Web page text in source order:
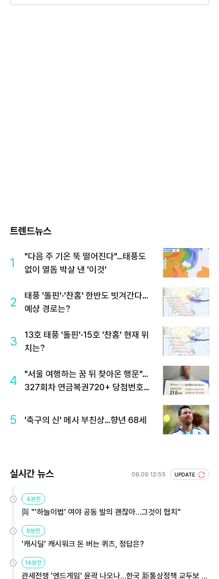
트렌드뉴스
1
"다음 주 기온 뚝 떨어진다"…태풍도
없이 열돔 박살 낸 '이것'
2
태풍 '돌핀'·'찬홈' 한반도 빗겨간다…
예상 경로는?
3
13호 태풍 '돌핀'·15호 '찬홈' 현재 위
치는?
4
"서울 여행하는 꿈 뒤 찾아온 행운"…
327회차 연금복권720+ 당첨번호조
5 '축구의 신' 메시 부친상…향년 68세
실시간 뉴스 08.09 12:55 UPDATE
4분전
與 "'하늘이법' 여야 공동 발의 괜찮아…그것이 협치"
9분전
'캐시딜' 캐시워크 돈 버는 퀴즈, 정답은?
14분전
관세전쟁 '엔드게임' 윤곽 나오나…한국 新통상정책 교두보 활